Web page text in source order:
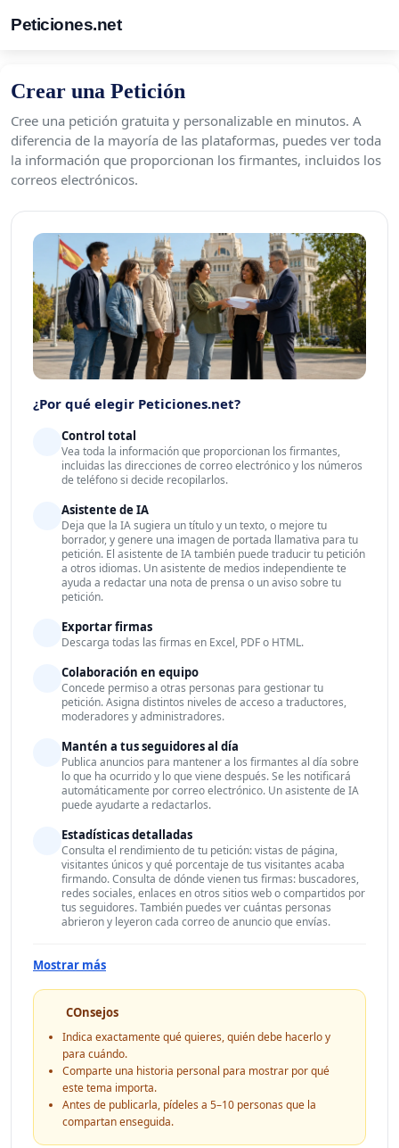
Peticiones.net
Crear una Petición
Cree una petición gratuita y personalizable en minutos. A
diferencia de la mayoría de las plataformas, puedes ver toda
la información que proporcionan los firmantes, incluidos los
correos electrónicos.
¿Por qué elegir Peticiones.net?
Control total
Vea toda la información que proporcionan los firmantes,
incluidas las direcciones de correo electrónico y los números
de teléfono si decide recopilarlos.
Asistente de IA
Deja que la IA sugiera un título y un texto, o mejore tu
borrador, y genere una imagen de portada llamativa para tu
petición. El asistente de IA también puede traducir tu petición
a otros idiomas. Un asistente de medios independiente te
ayuda a redactar una nota de prensa o un aviso sobre tu
petición.
Exportar firmas
Descarga todas las firmas en Excel, PDF o HTML.
Colaboración en equipo
Concede permiso a otras personas para gestionar tu
petición. Asigna distintos niveles de acceso a traductores,
moderadores y administradores.
Mantén a tus seguidores al día
Publica anuncios para mantener a los firmantes al día sobre
lo que ha ocurrido y lo que viene después. Se les notificará
automáticamente por correo electrónico. Un asistente de IA
puede ayudarte a redactarlos.
Estadísticas detalladas
Consulta el rendimiento de tu petición: vistas de página,
visitantes únicos y qué porcentaje de tus visitantes acaba
firmando. Consulta de dónde vienen tus firmas: buscadores,
redes sociales, enlaces en otros sitios web o compartidos por
tus seguidores. También puedes ver cuántas personas
abrieron y leyeron cada correo de anuncio que envías.
Mostrar más
COnsejos
Indica exactamente qué quieres, quién debe hacerlo y
para cuándo.
Comparte una historia personal para mostrar por qué
este tema importa.
Antes de publicarla, pídeles a 5–10 personas que la
compartan enseguida.